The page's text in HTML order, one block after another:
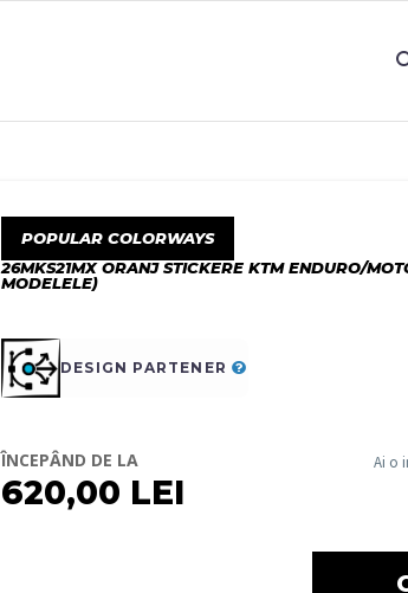
POPULAR COLORWAYS
26MKS21MX ORANJ STICKERE KTM ENDURO/
MODELELE)
DESIGN PARTENER
ÎNCEPÂND DE LA
620,00 LEI
Ai o